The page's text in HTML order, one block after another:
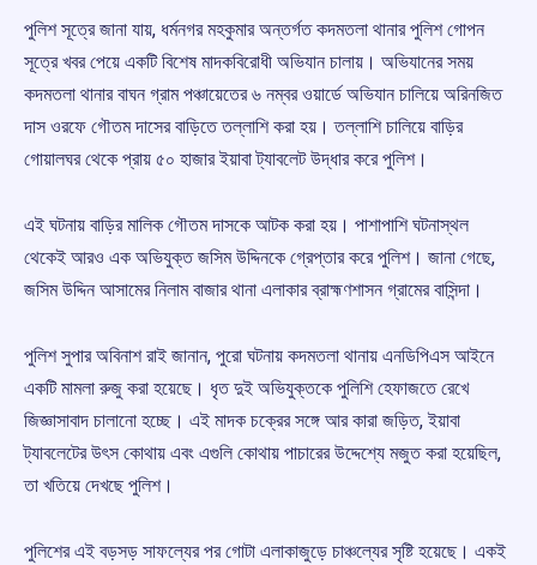
পুলিশ সূত্রে জানা যায়, ধর্মনগর মহকুমার অন্তর্গত কদমতলা থানার পুলিশ গোপন
সূত্রে খবর পেয়ে একটি বিশেষ মাদকবিরোধী অভিযান চালায়। অভিযানের সময়
কদমতলা থানার বাঘন গ্রাম পঞ্চায়েতের ৬ নম্বর ওয়ার্ডে অভিযান চালিয়ে অরিনজিত
দাস ওরফে গৌতম দাসের বাড়িতে তল্লাশি করা হয়। তল্লাশি চালিয়ে বাড়ির
গোয়ালঘর থেকে প্রায় ৫০ হাজার ইয়াবা ট্যাবলেট উদ্ধার করে পুলিশ।
এই ঘটনায় বাড়ির মালিক গৌতম দাসকে আটক করা হয়। পাশাপাশি ঘটনাস্থল
থেকেই আরও এক অভিযুক্ত জসিম উদ্দিনকে গ্রেপ্তার করে পুলিশ। জানা গেছে,
জসিম উদ্দিন আসামের নিলাম বাজার থানা এলাকার ব্রাহ্মণশাসন গ্রামের বাসিন্দা।
পুলিশ সুপার অবিনাশ রাই জানান, পুরো ঘটনায় কদমতলা থানায় এনডিপিএস আইনে
একটি মামলা রুজু করা হয়েছে। ধৃত দুই অভিযুক্তকে পুলিশি হেফাজতে রেখে
জিজ্ঞাসাবাদ চালানো হচ্ছে। এই মাদক চক্রের সঙ্গে আর কারা জড়িত, ইয়াবা
ট্যাবলেটের উৎস কোথায় এবং এগুলি কোথায় পাচারের উদ্দেশ্যে মজুত করা হয়েছিল,
তা খতিয়ে দেখছে পুলিশ।
পুলিশের এই বড়সড় সাফল্যের পর গোটা এলাকাজুড়ে চাঞ্চল্যের সৃষ্টি হয়েছে। একই